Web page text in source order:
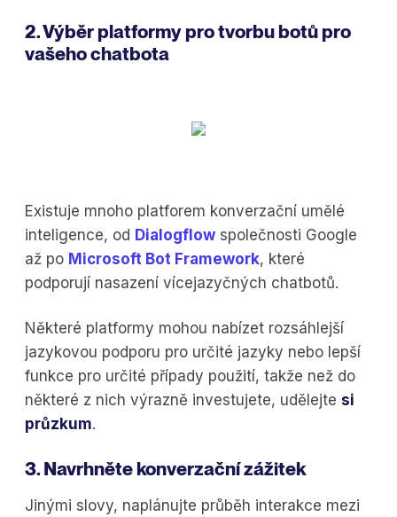
2. Výběr platformy pro tvorbu botů pro
vašeho chatbota
Existuje mnoho platforem konverzační umělé
inteligence, od Dialogflow společnosti Google
až po Microsoft Bot Framework, které
podporují nasazení vícejazyčných chatbotů.
Některé platformy mohou nabízet rozsáhlejší
jazykovou podporu pro určité jazyky nebo lepší
funkce pro určité případy použití, takže než do
některé z nich výrazně investujete, udělejte si
průzkum.
3. Navrhněte konverzační zážitek
Jinými slovy, naplánujte průběh interakce mezi